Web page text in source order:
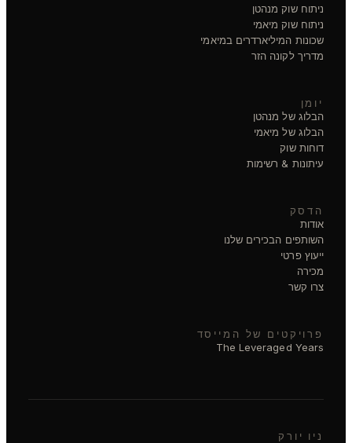
ניתוח שוק מנהטן
ניתוח שוק מיאמי
שכונות המיליארדרים במיאמי
מדריך לקונה הזר
יומן
הבלוג של מנהטן
הבלוג של מיאמי
דוחות שוק
עיתונות & רשימות
הדסק
אודות
השותפים הבכירים שלנו
ייעוץ פרטי
מכירה
צרו קשר
פרויקטים של המייסד
The Leveraged Years
ניו יורק